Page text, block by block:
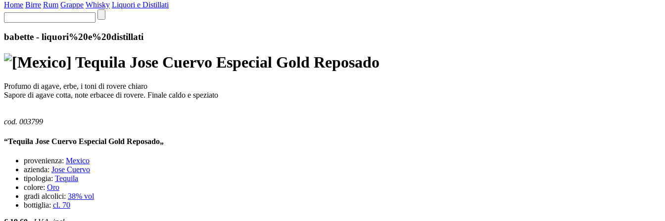
Home Birre Rum Grappe Whisky Liquori e Distillati
babette - liquori%20e%20distillati
Tequila Jose Cuervo Especial Gold Reposado
Profumo di agave, erbe, i toni di rovere chiaro
Sapore di agave cotta, note erbacee di rovere. Finale caldo e speziato
cod. 003799
“Tequila Jose Cuervo Especial Gold Reposado„
provenienza: Mexico
azienda: Jose Cuervo
tipologia: Tequila
colore: Oro
gradi alcolici: 38% vol
bottiglia: cl. 70